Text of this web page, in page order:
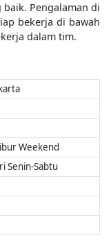
Pengalaman di
bekerja di bawah
dalam tim.
Weekend
Senin-Sabtu